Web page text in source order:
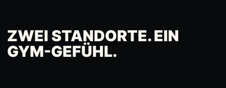
ZWEI STANDORTE. EIN
GYM-GEFÜHL.